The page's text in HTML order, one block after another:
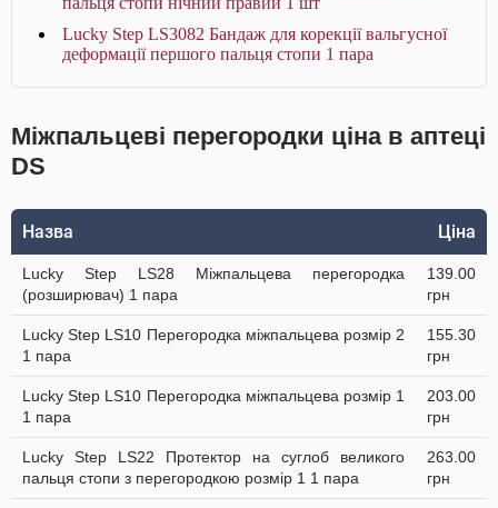
Lucky Step LS3082 Бандаж для корекції вальгусної
деформації першого пальця стопи 1 пара
Міжпальцеві перегородки ціна в аптеці
DS
Назва Ціна
Lucky Step LS28 Міжпальцева перегородка
(розширювач) 1 пара
139.00
грн
Lucky Step LS10 Перегородка міжпальцева розмір 2
1 пара
155.30
грн
Lucky Step LS10 Перегородка міжпальцева розмір 1
1 пара
203.00
грн
Lucky Step LS22 Протектор на суглоб великого
пальця стопи з перегородкою розмір 1 1 пара
263.00
грн